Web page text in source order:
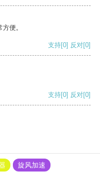
便。
支持[0] 反对[0]
支持[0] 反对[0]
旋风加速